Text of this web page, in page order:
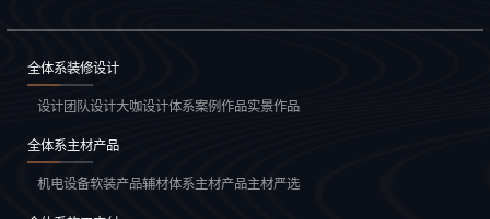
全体系装修设计
设计团队设计大咖设计体系案例作品实景作品
全体系主材产品
机电设备软装产品辅材体系主材产品主材严选